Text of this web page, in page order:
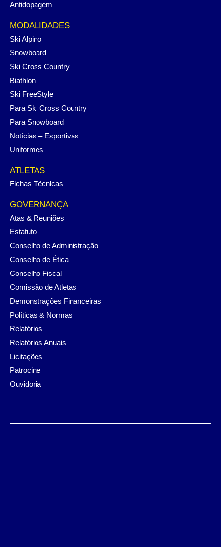
Antidopagem
MODALIDADES
Ski Alpino
Snowboard
Ski Cross Country
Biathlon
Ski FreeStyle
Para Ski Cross Country
Para Snowboard
Notícias – Esportivas
Uniformes
ATLETAS
Fichas Técnicas
GOVERNANÇA
Atas & Reuniões
Estatuto
Conselho de Administração
Conselho de Ética
Conselho Fiscal
Comissão de Atletas
Demonstrações Financeiras
Políticas & Normas
Relatórios
Relatórios Anuais
Licitações
Patrocine
Ouvidoria